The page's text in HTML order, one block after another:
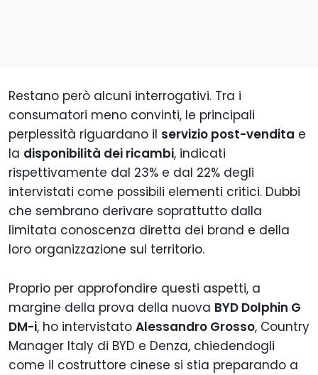
Restano però alcuni interrogativi. Tra i
consumatori meno convinti, le principali
perplessità riguardano il servizio post-vendita e
la disponibilità dei ricambi, indicati
rispettivamente dal 23% e dal 22% degli
intervistati come possibili elementi critici. Dubbi
che sembrano derivare soprattutto dalla
limitata conoscenza diretta dei brand e della
loro organizzazione sul territorio.
Proprio per approfondire questi aspetti, a
margine della prova della nuova BYD Dolphin G
DM-i, ho intervistato Alessandro Grosso, Country
Manager Italy di BYD e Denza, chiedendogli
come il costruttore cinese si stia preparando a